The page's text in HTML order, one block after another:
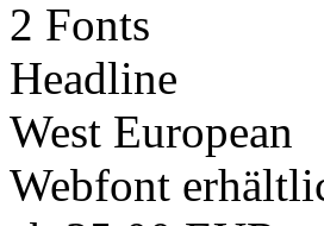
2 Fonts
Headline
West European
Webfont